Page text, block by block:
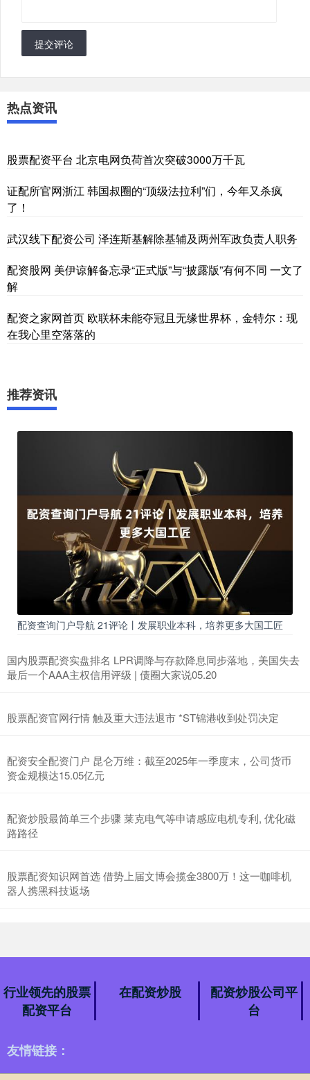
提交评论
热点资讯
股票配资平台 北京电网负荷首次突破3000万千瓦
证配所官网浙江 韩国叔圈的“顶级法拉利”们，今年又杀疯
了！
武汉线下配资公司 泽连斯基解除基辅及两州军政负责人职务
配资股网 美伊谅解备忘录“正式版”与“披露版”有何不同 一文了
解
配资之家网首页 欧联杯未能夺冠且无缘世界杯，金特尔：现
在我心里空落落的
推荐资讯
配资查询门户导航 21评论丨发展职业本科，培养更多大国工匠
国内股票配资实盘排名 LPR调降与存款降息同步落地，美国失去
最后一个AAA主权信用评级 | 债圈大家说05.20
股票配资官网行情 触及重大违法退市 *ST锦港收到处罚决定
配资安全配资门户 昆仑万维：截至2025年一季度末，公司货币
资金规模达15.05亿元
配资炒股最简单三个步骤 莱克电气等申请感应电机专利, 优化磁
路路径
股票配资知识网首选 借势上届文博会揽金3800万！这一咖啡机
器人携黑科技返场
行业领先的股票
配资平台
在配资炒股
配资炒股公司平
台
友情链接：